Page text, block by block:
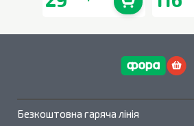
Безкоштовна гаряча лінія